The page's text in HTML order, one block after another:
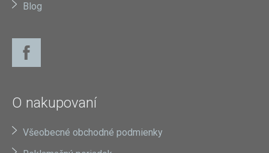
Blog
O nakupovaní
Všeobecné obchodné podmienky